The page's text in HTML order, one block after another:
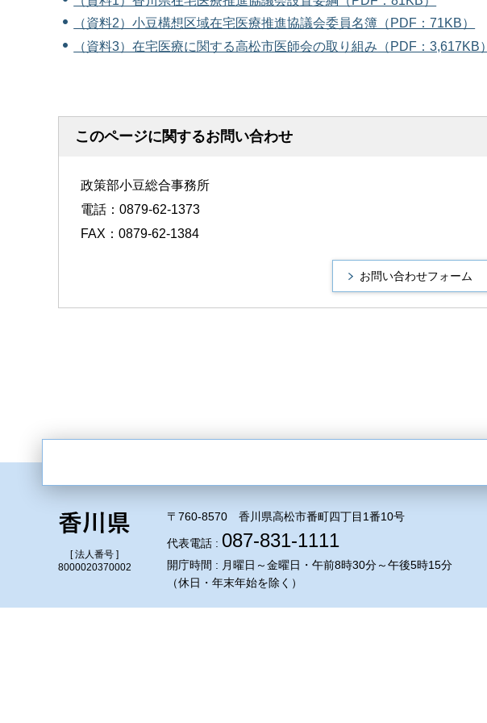
（資料2）小豆構想区域在宅医療推進協議会委員名簿（PDF：71KB）
（資料3）在宅医療に関する高松市医師会の取り組み（PDF：3,617KB）
このページに関するお問い合わせ
政策部小豆総合事務所
電話：0879-62-1373
FAX：0879-62-1384
[ 法人番号 ]
8000020370002
〒760-8570 香川県高松市番町四丁目1番10号
代表電話 : 087-831-1111
開庁時間 : 月曜日～金曜日・午前8時30分～午後5時15分
（休日・年末年始を除く）